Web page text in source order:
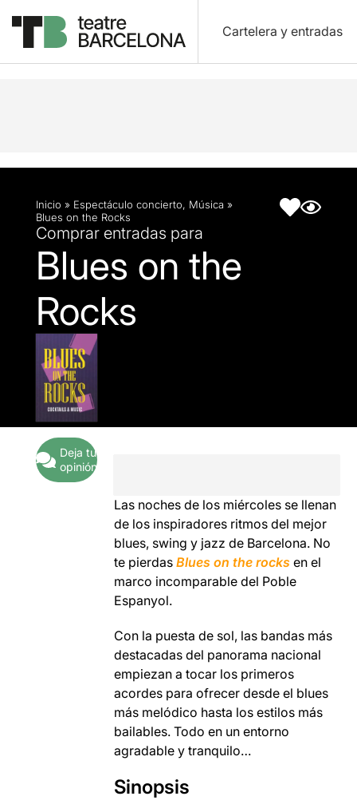
Cartelera y entradas
Descripción Ficha artística
Inicio » Espectáculo concierto, Música »
Blues on the Rocks
Comprar entradas para
Blues on the
Rocks
Deja tu
opinión
Las noches de los miércoles se llenan
de los inspiradores ritmos del mejor
blues, swing y jazz de Barcelona. No
te pierdas Blues on the rocks en el
marco incomparable del Poble
Espanyol.
Con la puesta de sol, las bandas más
destacadas del panorama nacional
empiezan a tocar los primeros
acordes para ofrecer desde el blues
más melódico hasta los estilos más
bailables. Todo en un entorno
agradable y tranquilo…
Sinopsis